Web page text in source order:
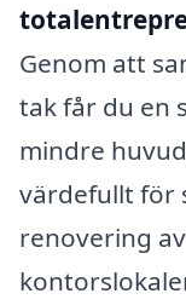
Genom att
tak får du en
mindre
värdefullt för
renovering